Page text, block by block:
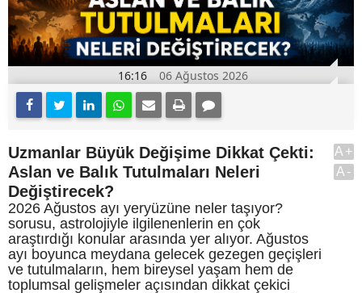
16:16 06 Ağustos 2026
Uzmanlar Büyük Değişime Dikkat Çekti:
Aslan ve Balık Tutulmaları Neleri
Değiştirecek?
2026 Ağustos ayı yeryüzüne neler taşıyor?
sorusu, astrolojiyle ilgilenenlerin en çok
araştırdığı konular arasında yer alıyor. Ağustos
ayı boyunca meydana gelecek gezegen geçişleri
ve tutulmaların, hem bireysel yaşam hem de
toplumsal gelişmeler açısından dikkat çekici
A+
A-